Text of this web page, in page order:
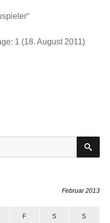
1 (18. August 2011)
S
A
Februar 2013
F S S